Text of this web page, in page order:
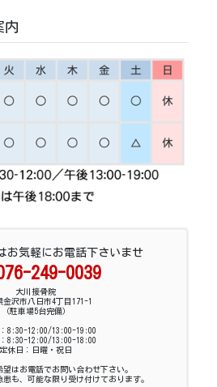
内
お気軽にお電話下さいませ
249-0039
大川接骨院
金沢市八日市4丁目171-1
（駐車場5台完備）
8:30-12:00/13:00-19:00
8:30-12:00/13:00-18:00
定休日：日曜・祝日
望はお電話でお問い合わせ下さい。
患も、可能な限り受け付けております。